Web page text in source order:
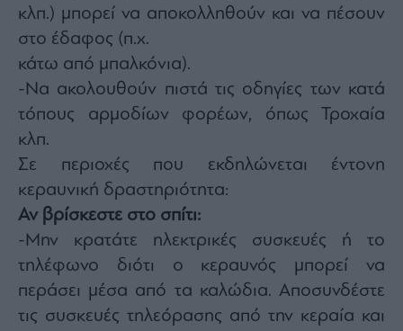
κλπ.) μπορεί να αποκολληθούν και να πέσουν
στο έδαφος (π.χ.
κάτω από μπαλκόνια).
-Να ακολουθούν πιστά τις οδηγίες των κατά
τόπους αρμοδίων φορέων, όπως Τροχαία
κλπ.
Σε περιοχές που εκδηλώνεται έντονη
κεραυνική δραστηριότητα:
Αν βρίσκεστε στο σπίτι:
-Μην κρατάτε ηλεκτρικές συσκευές ή το
τηλέφωνο διότι ο κεραυνός μπορεί να
περάσει μέσα από τα καλώδια. Αποσυνδέστε
τις συσκευές τηλεόρασης από την κεραία και